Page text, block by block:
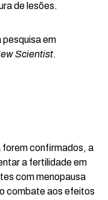
de lesões.
pesquisa em
Scientist.
forem confirmados, a
a fertilidade em
com menopausa
combate aos efeitos